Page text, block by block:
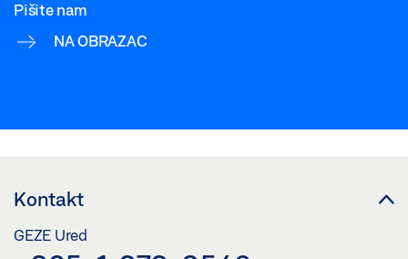
Pišite nam
NA OBRAZAC
Kontakt
GEZE Ured